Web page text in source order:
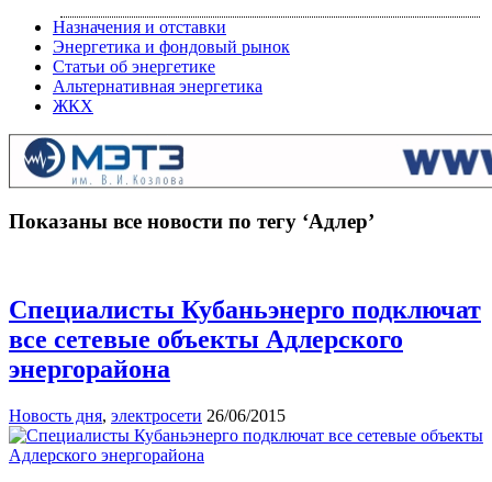
Назначения и отставки
Энергетика и фондовый рынок
Статьи об энергетике
Альтернативная энергетика
ЖКХ
Показаны все новости по тегу ‘Адлер’
Специалисты Кубаньэнерго подключат
все сетевые объекты Адлерского
энергорайона
Новость дня, электросети 26/06/2015